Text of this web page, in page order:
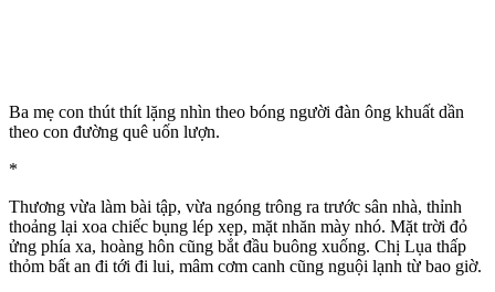
Ba mẹ con thút thít lặng nhìn theo bóng người đàn ông khuất dần
theo con đường quê uốn lượn.
*
Thương vừa làm bài tập, vừa ngóng trông ra trước sân nhà, thỉnh
thoảng lại xoa chiếc bụng lép xẹp, mặt nhăn mày nhó. Mặt trời đỏ
ửng phía xa, hoàng hôn cũng bắt đầu buông xuống. Chị Lụa thấp
thỏm bất an đi tới đi lui, mâm cơm canh cũng nguội lạnh từ bao giờ.